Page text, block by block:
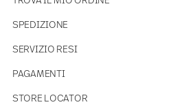
SPEDIZIONE
SERVIZIO RESI
PAGAMENTI
STORE LOCATOR